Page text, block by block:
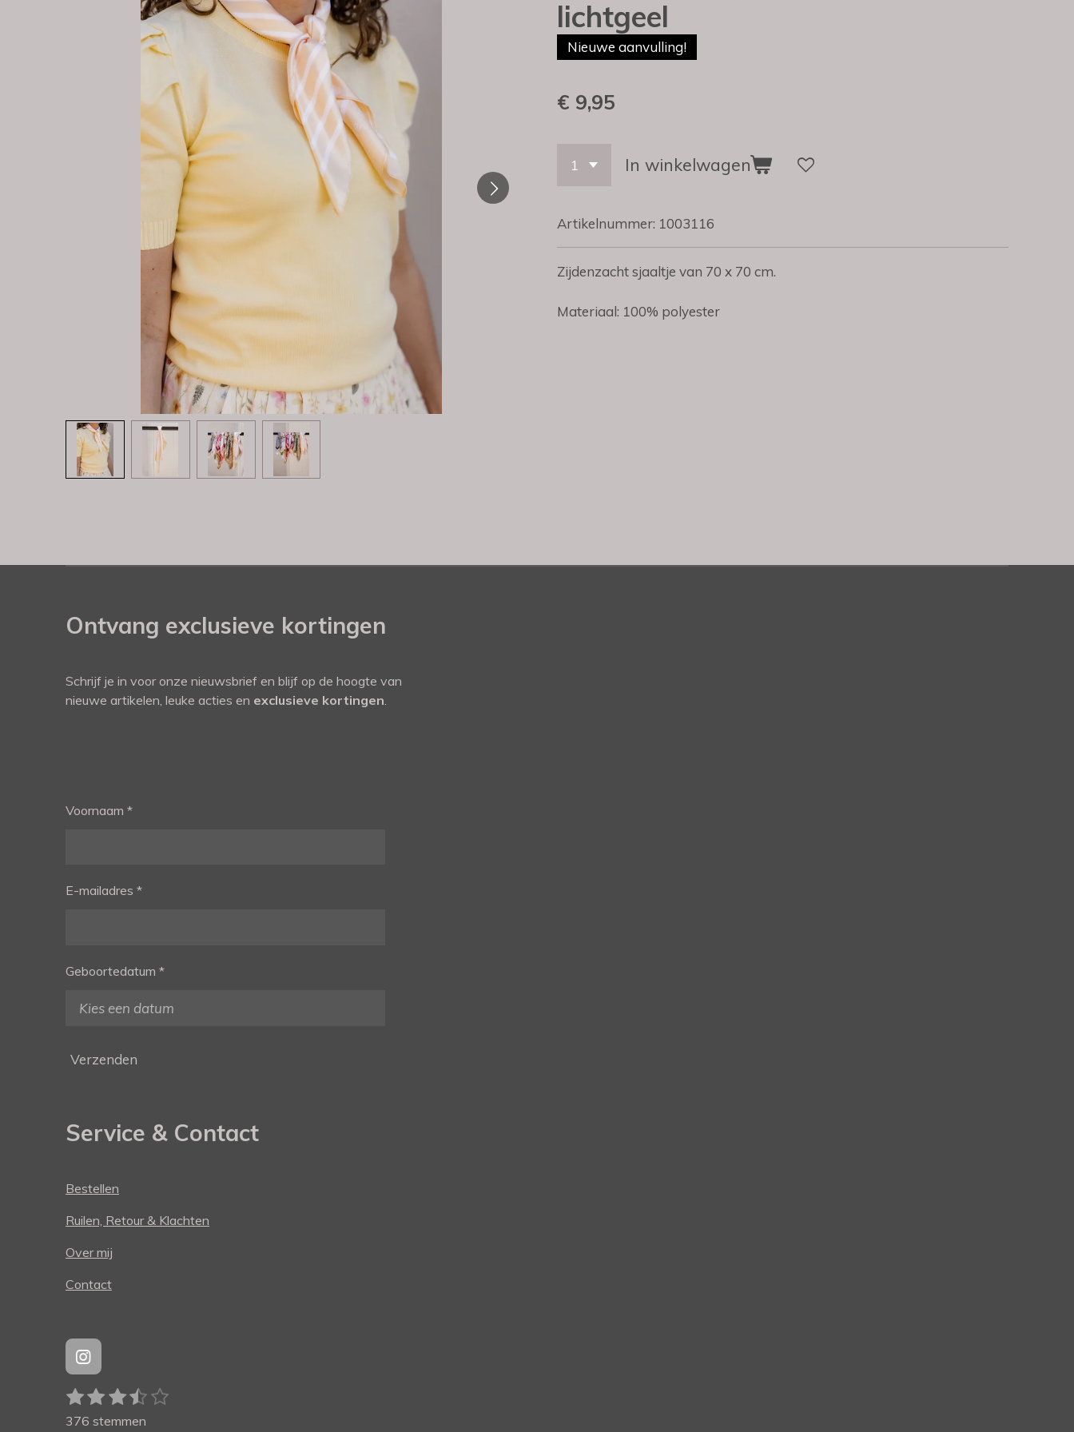
lichtgeel
Nieuwe aanvulling!
€ 9,95
In winkelwagen
Artikelnummer: 1003116
Zijdenzacht sjaaltje van 70 x 70 cm.
Materiaal: 100% polyester
Ontvang exclusieve kortingen
Schrijf je in voor onze nieuwsbrief en blijf op de hoogte van
nieuwe artikelen, leuke acties en exclusieve kortingen
Voornaam *
E-mailadres *
Geboortedatum *
Verzenden
Service & Contact
Bestellen
Ruilen, Retour & Klachten
Over mij
Contact
I
n
s
a
R
a
1
s
2
s
3
s
4
s
5 S
376 stemmen